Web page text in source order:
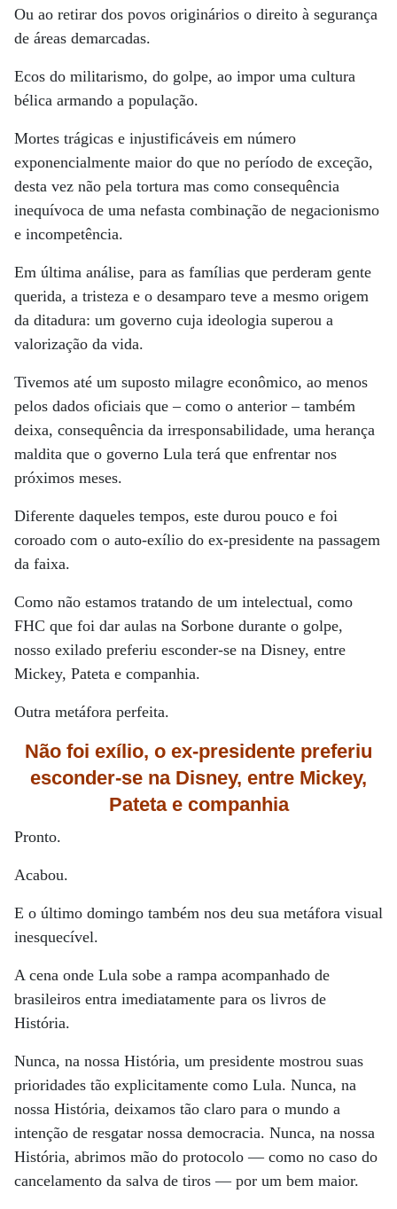
Ou ao retirar dos povos originários o direito à segurança
de áreas demarcadas.
Ecos do militarismo, do golpe, ao impor uma cultura
bélica armando a população.
Mortes trágicas e injustificáveis em número
exponencialmente maior do que no período de exceção,
desta vez não pela tortura mas como consequência
inequívoca de uma nefasta combinação de negacionismo
e incompetência.
Em última análise, para as famílias que perderam gente
querida, a tristeza e o desamparo teve a mesmo origem
da ditadura: um governo cuja ideologia superou a
valorização da vida.
Tivemos até um suposto milagre econômico, ao menos
pelos dados oficiais que – como o anterior – também
deixa, consequência da irresponsabilidade, uma herança
maldita que o governo Lula terá que enfrentar nos
próximos meses.
Diferente daqueles tempos, este durou pouco e foi
coroado com o auto-exílio do ex-presidente na passagem
da faixa.
Como não estamos tratando de um intelectual, como
FHC que foi dar aulas na Sorbone durante o golpe,
nosso exilado preferiu esconder-se na Disney, entre
Mickey, Pateta e companhia.
Outra metáfora perfeita.
Não foi exílio, o ex-presidente preferiu
esconder-se na Disney, entre Mickey,
Pateta e companhia
Pronto.
Acabou.
E o último domingo também nos deu sua metáfora visual
inesquecível.
A cena onde Lula sobe a rampa acompanhado de
brasileiros entra imediatamente para os livros de
História.
Nunca, na nossa História, um presidente mostrou suas
prioridades tão explicitamente como Lula. Nunca, na
nossa História, deixamos tão claro para o mundo a
intenção de resgatar nossa democracia. Nunca, na nossa
História, abrimos mão do protocolo — como no caso do
cancelamento da salva de tiros — por um bem maior.